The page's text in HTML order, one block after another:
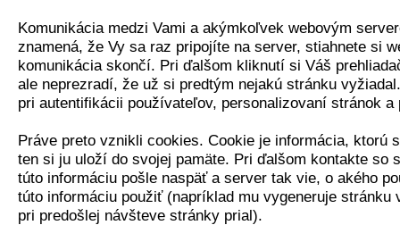
Komunikácia medzi Vami a akýmkoľvek webovým
znamená, že Vy sa raz pripojíte na server, stiahnete si
komunikácia skončí. Pri ďalšom kliknutí si Váš
ale neprezradí, že už si predtým nejakú stránku
pri autentifikácii používateľov, personalizovaní stránok a
Práve preto vznikli cookies. Cookie je informácia, ktorú
ten si ju uloží do svojej pamäte. Pri ďalšom kontakte so
túto informáciu pošle naspäť a server tak vie, o akého
túto informáciu použiť (napríklad mu vygeneruje stránku
pri predošlej návšteve stránky prial).